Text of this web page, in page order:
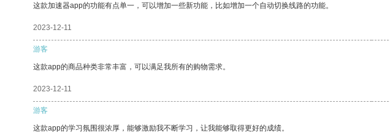
这款加速器app的功能有点单一，可以增加一些新功能，比如增加一个自动切换线路的功能。
2023-12-11
游客
这款app的商品种类非常丰富，可以满足我所有的购物需求。
2023-12-11
游客
这款app的学习氛围很浓厚，能够激励我不断学习，让我能够取得更好的成绩。